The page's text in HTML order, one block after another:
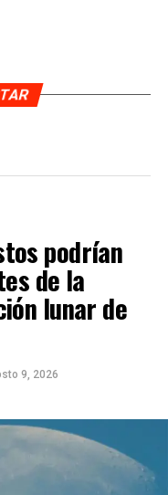
podrían
de la
lunar de
9, 2026